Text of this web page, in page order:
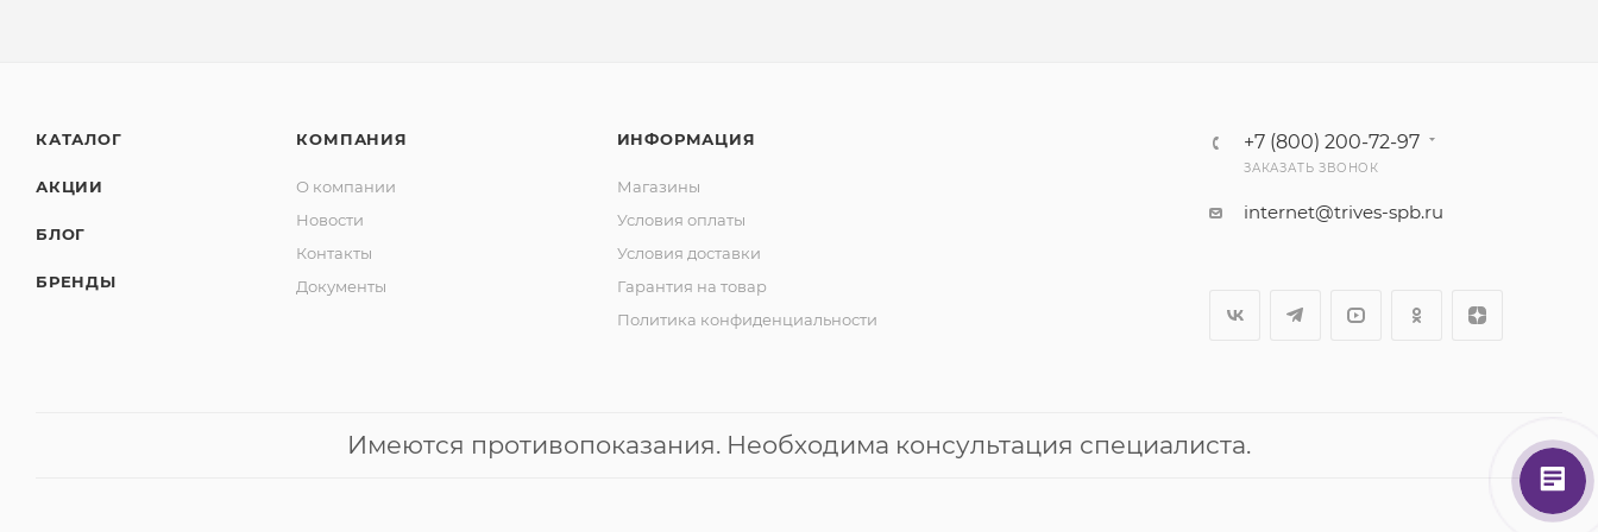
КАТАЛОГ
АКЦИИ
БЛОГ
БРЕНДЫ
КОМПАНИЯ
О компании
Новости
Контакты
Документы
ИНФОРМАЦИЯ
Магазины
Условия оплаты
Условия доставки
Гарантия на товар
Политика конфиденциальности
+7 (800) 200-72-97
ЗАКАЗАТЬ ЗВОНОК
internet@trives-spb.ru
Имеются противопоказания. Необходима консультация специалиста.